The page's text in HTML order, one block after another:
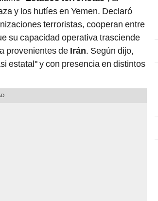
y los hutíes en Yemen. Declaró
terroristas, cooperan entre
su capacidad operativa trasciende
provenientes de Irán. Según dijo,
estatal" y con presencia en distintos